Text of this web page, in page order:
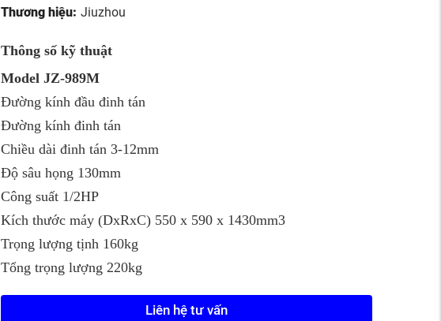
Thương hiệu: Jiuzhou
Thông số kỹ thuật
Model JZ-989M
Đường kính đầu đinh tán
Đường kính đinh tán
Chiều dài đinh tán 3-12mm
Độ sâu họng 130mm
Công suất 1/2HP
Kích thước máy (DxRxC) 550 x 590 x 1430mm3
Trọng lượng tịnh 160kg
Tổng trọng lượng 220kg
Liên hệ tư vấn